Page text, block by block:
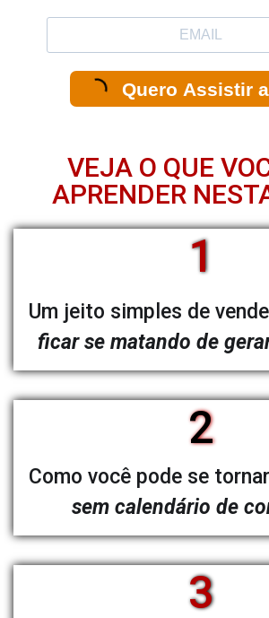
Quero Assistir
VEJA O QUE
APRENDER
1
Um jeito simples de
ficar se matando de
2
Como você pode se
sem calendário de
3